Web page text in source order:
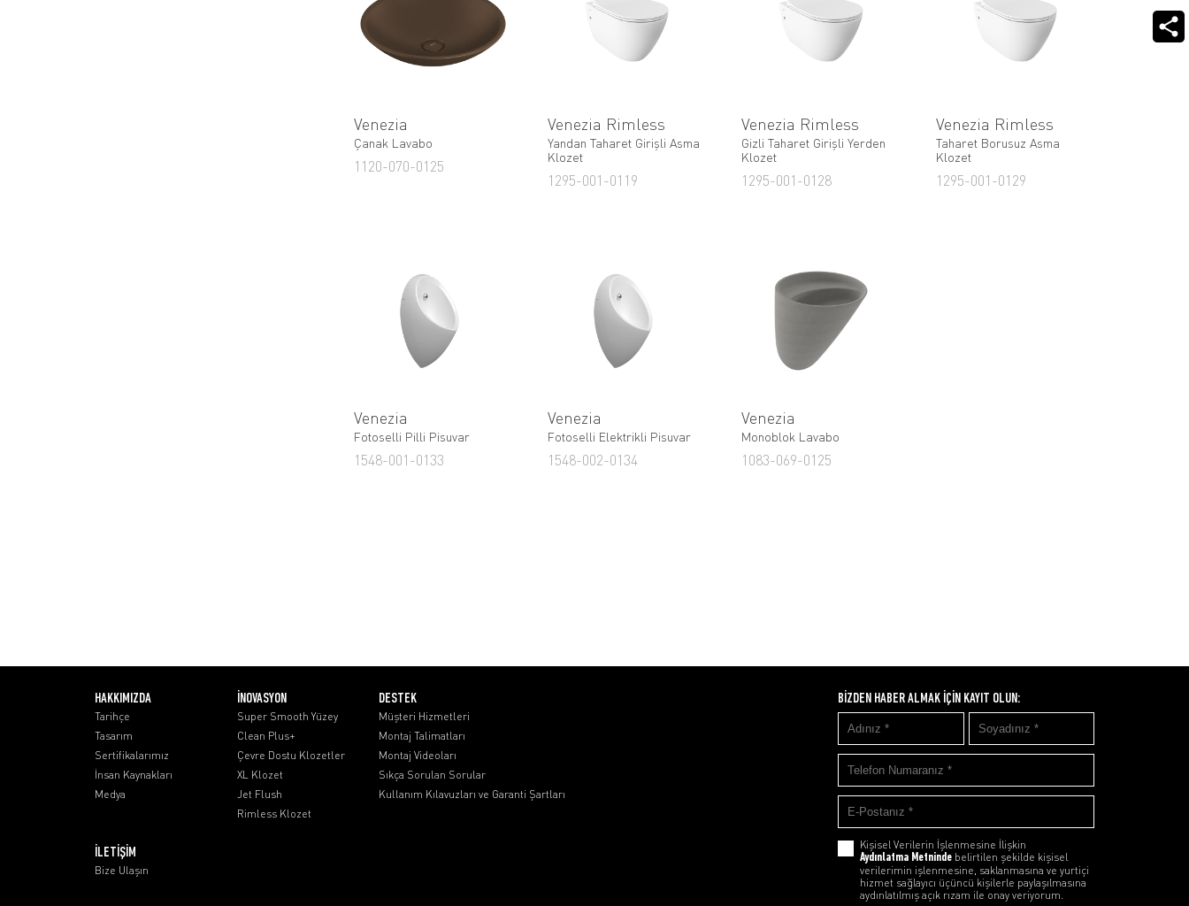
Venezia
Çanak Lavabo
1120-070-0125
Venezia Rimless
Yandan Taharet Girişli Asma
Klozet
1295-001-0119
Venezia Rimless
Gizli Taharet Girişli Yerden
Klozet
1295-001-0128
Venezia Rimless
Taharet Borusuz Asma
Klozet
1295-001-0129
Venezia
Fotoselli Pilli Pisuvar
1548-001-0133
Venezia
Fotoselli Elektrikli Pisuvar
1548-002-0134
Venezia
Monoblok Lavabo
1083-069-0125
HAKKIMIZDA
Tarihçe
Tasarım
Sertifikalarımız
İnsan Kaynakları
Medya
İNOVASYON
Super Smooth Yüzey
Clean Plus+
Çevre Dostu Klozetler
XL Klozet
Jet Flush
Rimless Klozet
DESTEK
Müşteri Hizmetleri
Montaj Talimatları
Montaj Videoları
Sıkça Sorulan Sorular
Kullanım Kılavuzları ve Garanti Şartları
İLETİŞİM
Bize Ulaşın
BİZDEN HABER ALMAK İÇİN KAYIT OLUN:
Kişisel Verilerin İşlenmesine İlişkin
Aydınlatma Metninde belirtilen şekilde kişisel
verilerimin işlenmesine, saklanmasına ve yurtiçi
hizmet sağlayıcı üçüncü kişilerle paylaşılmasına
aydınlatılmış açık rızam ile onay veriyorum.